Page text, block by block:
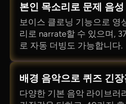
본인 목소리로 문제 음
보이스 클로닝 기능으로 영
리로 narrate할 수 있으며,
로 자동 더빙도 가능합니다.
배경 음악으로 퀴즈 긴
다양한 기본 음악 라이브러